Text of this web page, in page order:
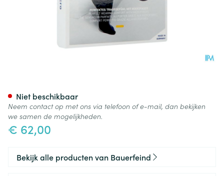
€ 62,00
Niet beschikbaar
Neem contact op met ons via telefoon of e-mail, dan bekijken
we samen de mogelijkheden.
Bekijk alle producten van Bauerfeind